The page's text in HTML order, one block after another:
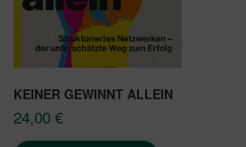
KEINER GEWINNT ALLEIN
24,00 €